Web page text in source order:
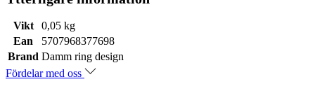
Vikt
0,05 kg
Ean
5707968377698
Brand Damm ring design
Fördelar med oss